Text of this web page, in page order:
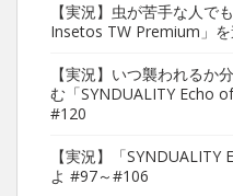
【実況】虫が苦手な人で
Insetos TW Premium」
【実況】いつ襲われるか
む「SYNDUALITY Echo
#120
【実況】「
よ #97～#106